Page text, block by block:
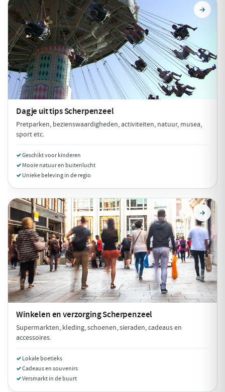
Dagje uit tipsScherpenzeel
Pretparken, bezienswaardigheden, activiteiten, natuur, musea,
sport etc.
Geschikt voor kinderen
Mooie natuur en buitenlucht
Unieke beleving in de regio
Winkelen en verzorgingScherpenzeel
Supermarkten, kleding, schoenen, sieraden, cadeaus en
accessoires.
Lokale boetieks
Cadeaus en souvenirs
Versmarkt in de buurt